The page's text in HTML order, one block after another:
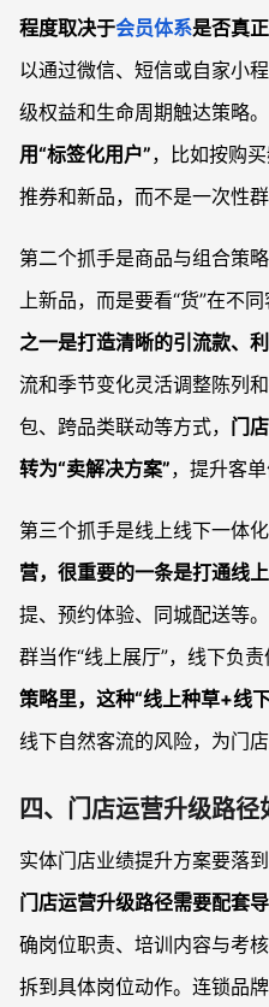
程度取决于会员体系是否真
以通过微信、短信或自家小
级权益和生命周期触达策略。
用“标签化用户”，比如按购
推券和新品，而不是一次性群
第二个抓手是商品与组合策
上新品，而是要看“货”在不同
之一是打造清晰的引流款、
流和季节变化灵活调整陈列
包、跨品类联动等方式， 门
转为“卖解决方案”，提升客
第三个抓手是线上线下一体化
营，很重要的一条是打通线
提、预约体验、同城配送等
群当作“线上展厅”，线下负责
策略里，这种“线上种草+线
线下自然客流的风险，为门
四、门店运营升级路径
实体门店业绩提升方案要落
门店运营升级路径需要配套
确岗位职责、培训内容与考
拆到具体岗位动作。连锁品